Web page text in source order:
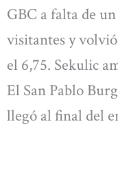
GBC a falta de
visitantes y
el 6,75. Sekulic
El San Pablo
llegó al final del